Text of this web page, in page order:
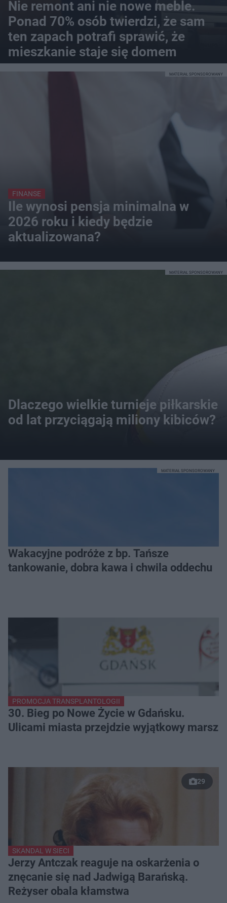
Nie remont ani nie nowe meble.
Ponad 70% osób twierdzi, że sam
ten zapach potrafi sprawić, że
mieszkanie staje się domem
FINANSE
Ile wynosi pensja minimalna w
2026 roku i kiedy będzie
aktualizowana?
MATERIAŁ SPONSOROWANY
Dlaczego wielkie turnieje piłkarskie
od lat przyciągają miliony kibiców?
MATERIAŁ SPONSOROWANY
Wakacyjne podróże z bp. Tańsze
tankowanie, dobra kawa i chwila oddechu
MATERIAŁ SPONSOROWANY
PROMOCJA TRANSPLANTOLOGII
30. Bieg po Nowe Życie w Gdańsku.
Ulicami miasta przejdzie wyjątkowy marsz
29
SKANDAL W SIECI
Jerzy Antczak reaguje na oskarżenia o
znęcanie się nad Jadwigą Barańską.
Reżyser obala kłamstwa